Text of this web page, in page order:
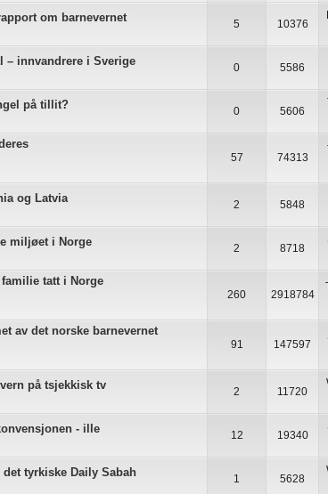
om barnevernet 5 10376
– innvandrere i Sverige 0 5586
på tillit? 0 5606
57 74313
og Latvia 2 5848
miljøet i Norge 2 8718
tatt i Norge
260 2918784
av det norske barnevernet
91 147597
på tsjekkisk tv 2 11720
- ille 12 19340
tyrkiske Daily Sabah 1 5628